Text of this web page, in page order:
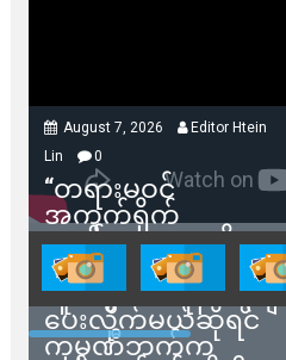
August 7, 2026
Editor Htein
Lin
0
“တရားမဝင်
အကွက်ရိုက်
ရောင်းချမှုတွေကို
သက်ဆိုင်ရာတာဝန်ရှိ
သူတွေက ဂရန်တွေချ
ပေးလိုက်မယ်ဆိုရင်
ကုမ္ပဏီဘက်က